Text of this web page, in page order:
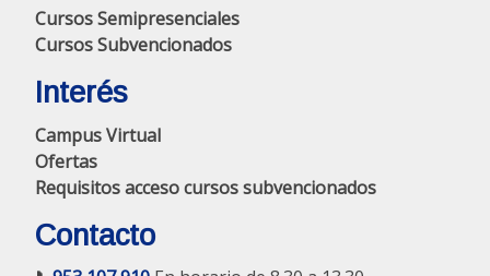
Cursos Semipresenciales
Cursos Subvencionados
Interés
Campus Virtual
Ofertas
Requisitos acceso cursos subvencionados
Contacto